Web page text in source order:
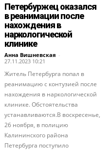
Петербуржец оказался
в реанимации после
нахождения в
наркологической
клинике
Анна Вишневская -
27.11.2023 10:21
Житель Петербурга попал в
реанимацию с контузией после
нахождения в наркологической
клинике. Обстоятельства
устанавливаются.В воскресенье,
26 ноября, в полицию
Калининского района
Петербурга поступило